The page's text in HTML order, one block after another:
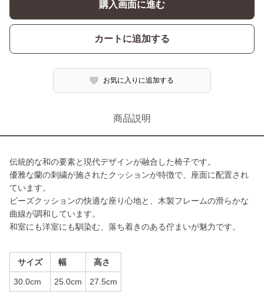
購入画面に進む
カートに追加する
お気に入りに追加する
商品説明
伝統的な和の要素と現代デザインが融合した椅子です。
優雅な蘭の刺繍が施されたクッションが特徴で、座面に配置され
ています。
ビーズクッションの快適な座り心地と、木製フレームの滑らかな
曲線が調和しています。
和室にも洋室にも馴染む、落ち着きのある佇まいが魅力です。
サイズ 幅 高さ
30.0cm 25.0cm 27.5cm